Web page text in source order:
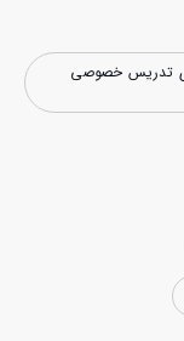
تدریس خصوصی